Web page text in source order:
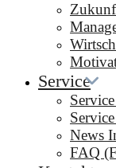
Service
News
FAQ